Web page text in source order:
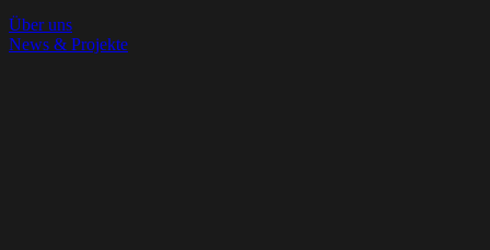
Über uns
News & Projekte